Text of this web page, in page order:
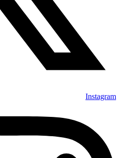
Instagram